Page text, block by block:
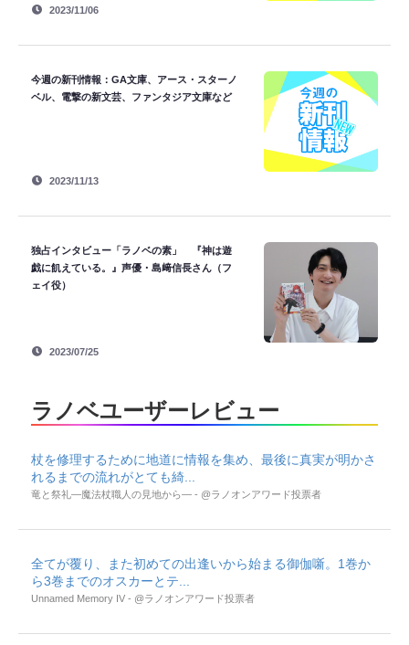
2023/11/06
今週の新刊情報：GA文庫、アース・スターノ
ベル、電撃の新文芸、ファンタジア文庫など
2023/11/13
独占インタビュー「ラノベの素」 『神は遊
戯に飢えている。』声優・島﨑信長さん（フ
ェイ役）
2023/07/25
ラノベユーザーレビュー
杖を修理するために地道に情報を集め、最後に真実が明かさ
れるまでの流れがとても綺...
竜と祭礼―魔法杖職人の見地から― - @ラノオンアワード投票者
全てが覆り、また初めての出逢いから始まる御伽噺。1巻か
ら3巻までのオスカーとテ...
Unnamed Memory IV - @ラノオンアワード投票者